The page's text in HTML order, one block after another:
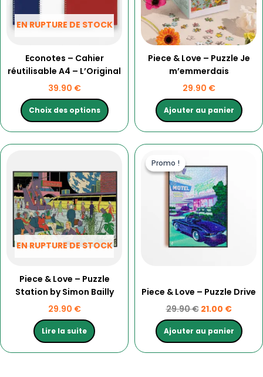
EN RUPTURE DE STOCK
Econotes – Cahier
réutilisable A4 – L’Original
39.90 €
Choix des options
options
peuvent
sur
la
page
du
produit
Piece & Love – Puzzle Je
m’emmerdais
29.90 €
Ajouter au panier
EN RUPTURE DE STOCK
Piece & Love – Puzzle
Station by Simon Bailly
29.90 €
Lire la suite
Promo !
Promo !
Piece & Love – Puzzle Drive
29.90€
prix
initial
était :
29.90 €.
21.00 €
Ajouter au panier